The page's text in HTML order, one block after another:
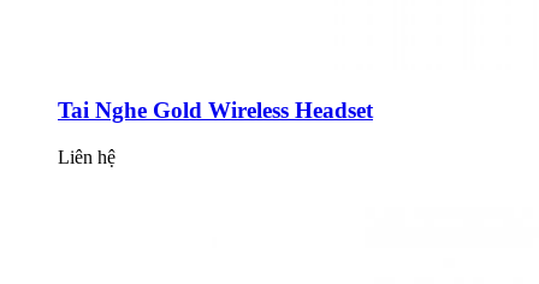
Tai Nghe Gold Wireless Headset
Liên hệ